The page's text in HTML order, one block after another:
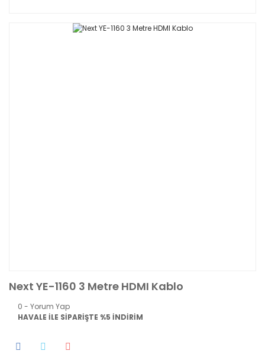
Next YE-1160 3 Metre HDMI Kablo
0 - Yorum Yap
HAVALE İLE SİPARİŞTE %5 İNDİRİM